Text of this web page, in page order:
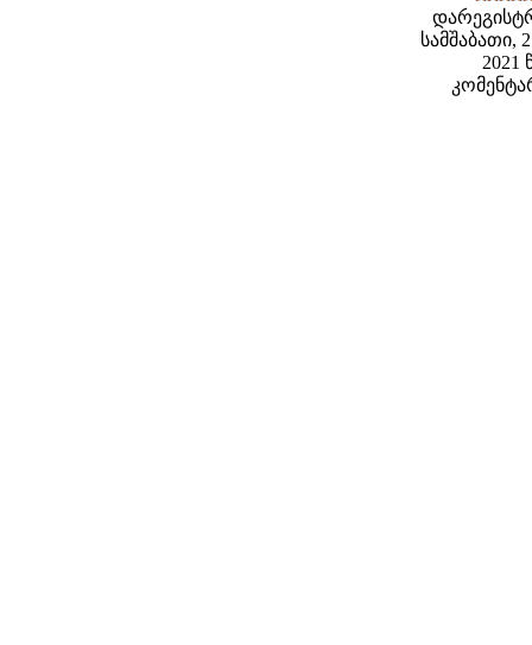
სამშაბათი,
2021